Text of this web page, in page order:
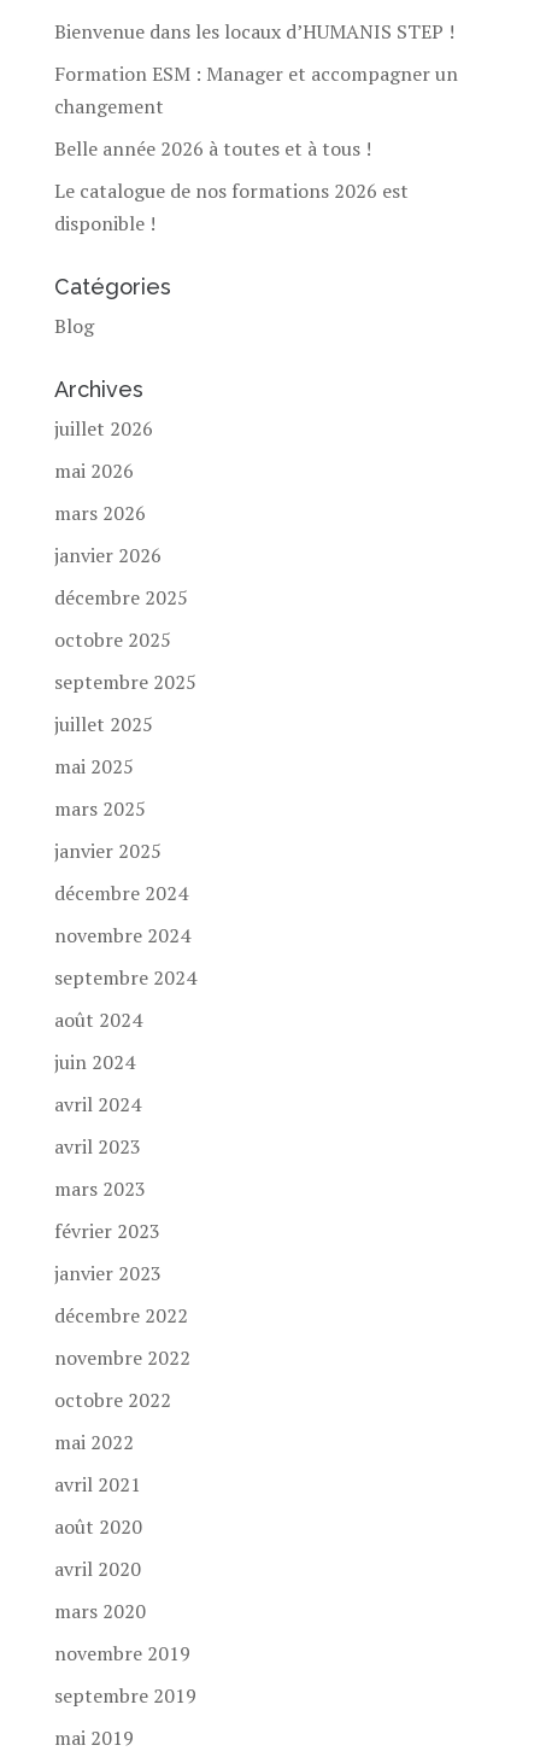
Bienvenue dans les locaux d’HUMANIS STEP !
Formation ESM : Manager et accompagner un
changement
Belle année 2026 à toutes et à tous !
Le catalogue de nos formations 2026 est
disponible !
Catégories
Blog
Archives
juillet 2026
mai 2026
mars 2026
janvier 2026
décembre 2025
octobre 2025
septembre 2025
juillet 2025
mai 2025
mars 2025
janvier 2025
décembre 2024
novembre 2024
septembre 2024
août 2024
juin 2024
avril 2024
avril 2023
mars 2023
février 2023
janvier 2023
décembre 2022
novembre 2022
octobre 2022
mai 2022
avril 2021
août 2020
avril 2020
mars 2020
novembre 2019
septembre 2019
mai 2019